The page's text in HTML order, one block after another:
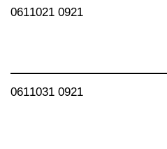
0611021 0921
0611031 0921